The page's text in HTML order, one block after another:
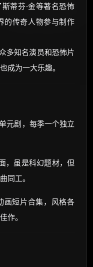
蒂芬·金等著名恐怖
的传奇人物参与制作
多知名演员和恐怖片
成为一大乐趣。
元剧，每季一个独立
，虽是科幻题材，但
同工。
画短片合集，风格各
作。